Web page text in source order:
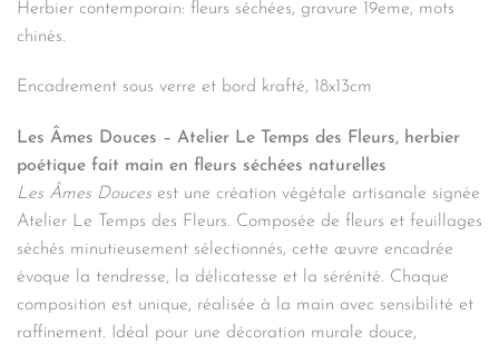
Herbier contemporain: fleurs séchées, gravure 19eme, mots
chinés.
Encadrement sous verre et bord krafté, 18x13cm
Les Âmes Douces – Atelier Le Temps des Fleurs, herbier
poétique fait main en fleurs séchées naturelles
Les Âmes Douces est une création végétale artisanale signée
Atelier Le Temps des Fleurs. Composée de fleurs et feuillages
séchés minutieusement sélectionnés, cette œuvre encadrée
évoque la tendresse, la délicatesse et la sérénité. Chaque
composition est unique, réalisée à la main avec sensibilité et
raffinement. Idéal pour une décoration murale douce,